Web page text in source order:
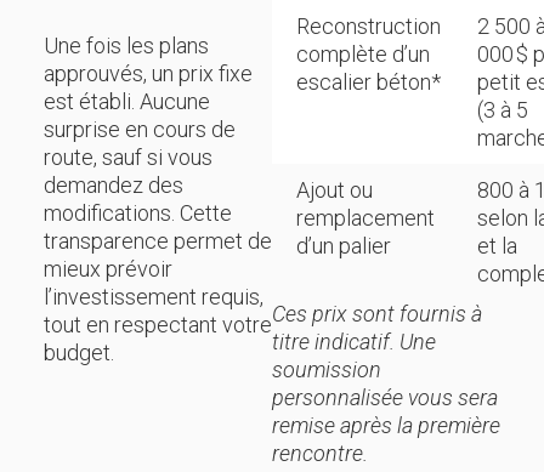
Une fois les plans
approuvés, un prix fixe
est établi. Aucune
surprise en cours de
route, sauf si vous
demandez des
modifications. Cette
transparence permet de
mieux prévoir
l’investissement requis,
tout en respectant votre
budget.
Reconstruction
complète d’un
escalier béton*
2 500
000 $
petit
(3 à 5
Ajout ou
remplacement
d’un palier
800 à
selon
et la
Ces prix sont fournis à
titre indicatif. Une
soumission
personnalisée vous sera
remise après la première
rencontre.